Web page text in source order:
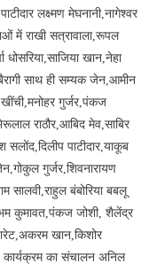
लक्ष्मण मेघनानी,नागेश्वर
में राखी सत्रावाला,रूपल
धोसरिया,साजिया खान,नेहा
साथ ही सम्यक जेन,आमीन
गुर्जर,पंकज
राठौर,आबिद मेव,साबिर
पाटीदार,याकूब
गुर्जर,शिवनारायण
सालवी,राहुल बंबोरिया बबलू
कुमावत,पंकज जोशी, शैलेंद्र
खान,किशोर
कार्यक्रम का संचालन अनिल